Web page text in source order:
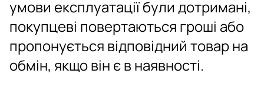
умови експлуатації були дотримані,
покупцеві повертаються гроші або
пропонується відповідний товар на
обмін, якщо він є в наявності.